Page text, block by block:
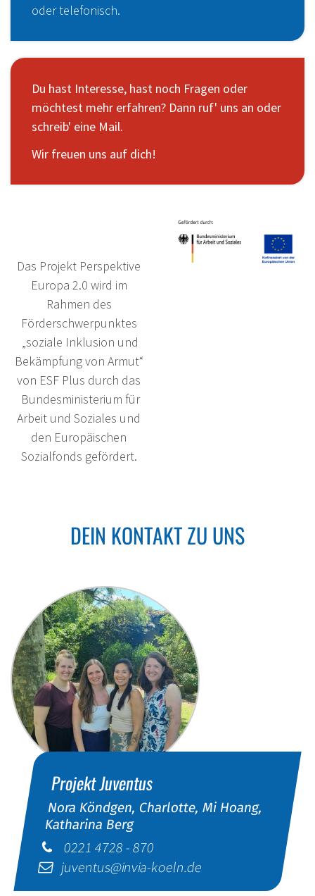
oder telefonisch.
Du hast Interesse, hast noch Fragen oder
möchtest mehr erfahren? Dann ruf' uns an oder
schreib' eine Mail.
Wir freuen uns auf dich!
Das Projekt Perspektive
Europa 2.0 wird im
Rahmen des
Förderschwerpunktes
„soziale Inklusion und
Bekämpfung von Armut“
von ESF Plus durch das
Bundesministerium für
Arbeit und Soziales und
den Europäischen
Sozialfonds gefördert.
DEIN KONTAKT ZU UNS
ProjektJuventus
Nora Köndgen, Charlotte, Mi Hoang,
Katharina Berg
0221 4728 - 870
juventus@invia-koeln.de